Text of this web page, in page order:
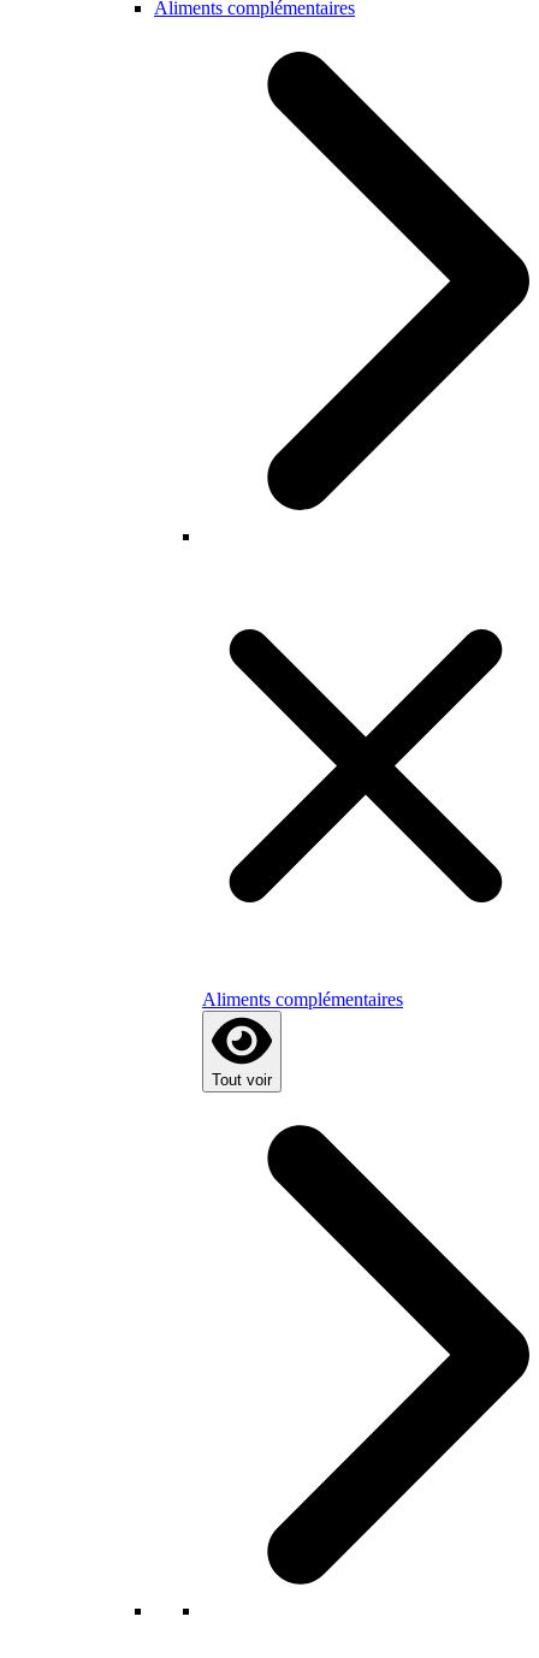
Aliments complémentaires
Aliments complémentaires
Tout voir